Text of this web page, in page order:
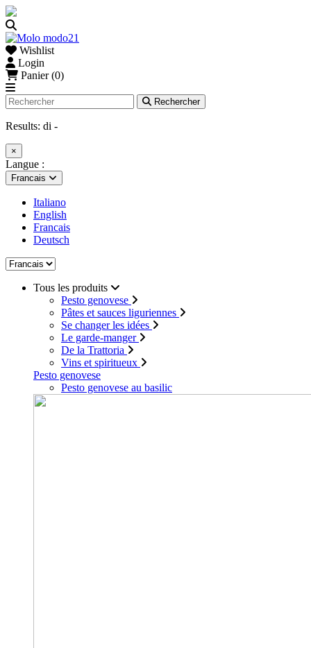
Wishlist
Login
Panier (0)
Rechercher
Results: di -
×
Langue :
Francais
Italiano
English
Francais
Deutsch
Tous les produits
Pesto genovese
Pâtes et sauces liguriennes
Se changer les idées
Le garde-manger
De la Trattoria
Vins et spiritueux
Pesto genovese
Pesto genovese au basilic